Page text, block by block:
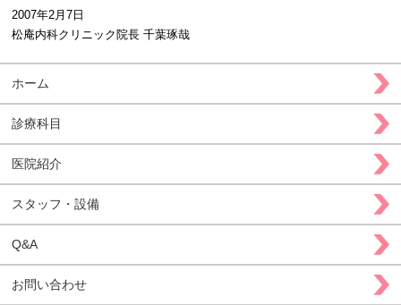
2007年2月7日
松庵内科クリニック 院長 千葉琢哉
ホーム
診療科目
医院紹介
スタッフ・設備
Q&A
お問い合わせ